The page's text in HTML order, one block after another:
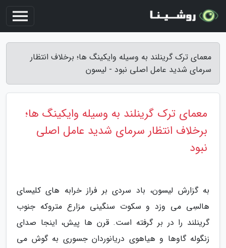
معمای ترک گرینلند به وسیله وایکینگ ها؛ برخلاف انتظار
سرمای شدید عامل اصلی نبود - لیسون
معمای ترک گرینلند به وسیله وایکینگ ها؛
برخلاف انتظار سرمای شدید عامل اصلی
نبود
به گزارش لیسون، باد سردی بر فراز خرابه های کلیسای
هالسِی می وزد و سکوت سنگینی مزارع متروکه جنوب
گرینلند را در بر گرفته است. قرن ها پیش، اینجا صدای
زنگوله گاوها و هیاهوی دریانوردان جسوری به گوش می